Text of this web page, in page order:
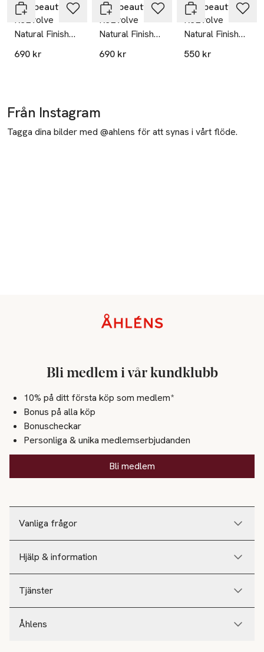
rms beauty
ReEvolve
Natural Finish
Foundation -
690 kr
rms beauty
ReEvolve
Natural Finish
Foundation - 33
690 kr
rms beauty
ReEvolve
Natural Finish
Foundation
550 kr
Från Instagram
Tagga dina bilder med @ahlens för att synas i vårt flöde.
Vanliga frågor
Hjälp & information
Tjänster
Åhlens
Bli medlem i vår kundklubb
10% på ditt första köp som medlem*
Bonus på alla köp
Bonuscheckar
Personliga & unika medlemserbjudanden
Bli medlem